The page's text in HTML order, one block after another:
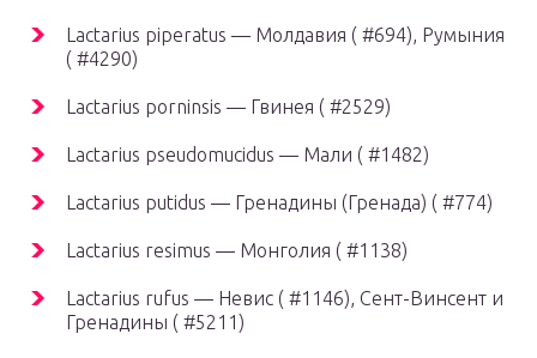
Lactarius piperatus — Молдавия ( #694), Румыния
( #4290)
Lactarius porninsis — Гвинея ( #2529)
Lactarius pseudomucidus — Мали ( #1482)
Lactarius putidus — Гренадины (Гренада) ( #774)
Lactarius resimus — Монголия ( #1138)
Lactarius rufus — Невис ( #1146), Сент-Винсент и
Гренадины ( #5211)